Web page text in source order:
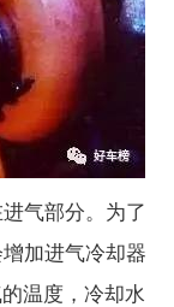
气部分。为了
加进气冷却器
温度，冷却水